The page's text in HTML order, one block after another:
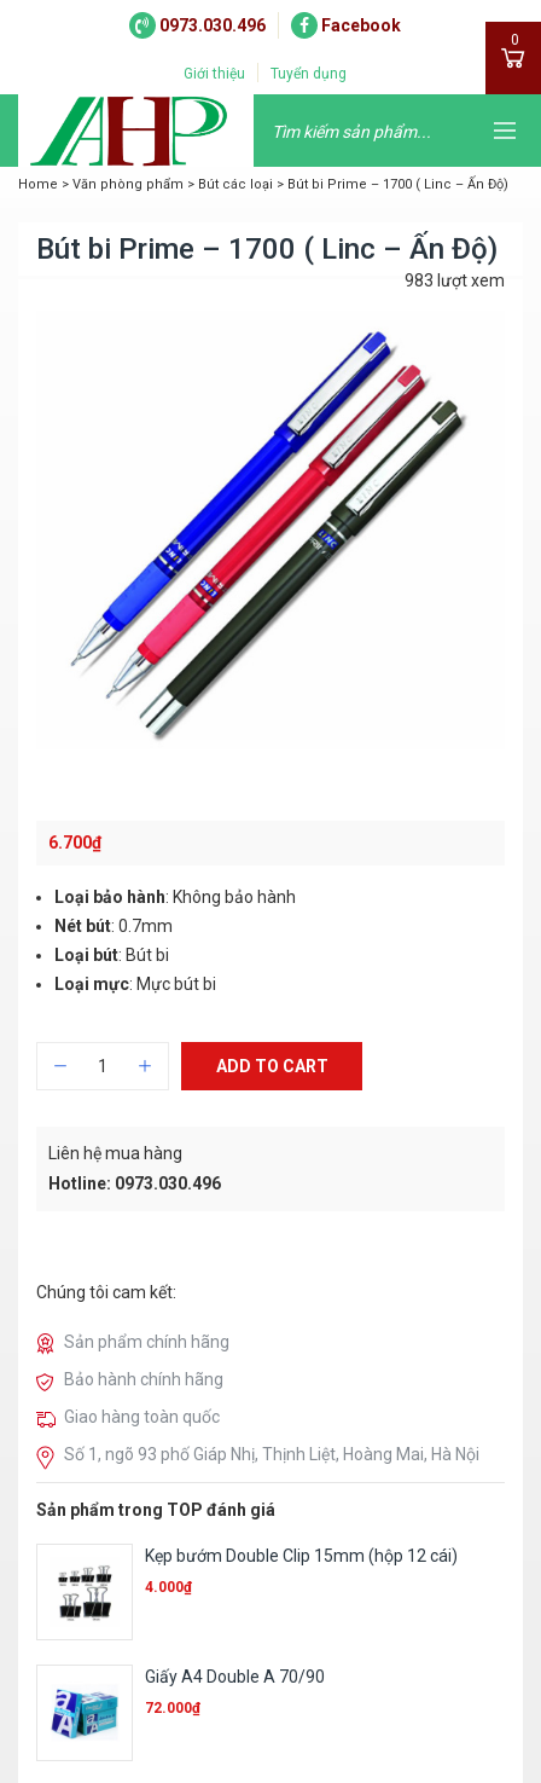
0973.030.496 Facebook
Giới thiệu Tuyển dụng
0
Home > Văn phòng phẩm > Bút các loại > Bút bi Prime – 1700 ( Linc – Ấn Độ)
Bút bi Prime – 1700 ( Linc – Ấn Độ)
983 lượt xem
6.700₫
Loại bảo hành: Không bảo hành
Nét bút: 0.7mm
Loại bút: Bút bi
Loại mực: Mực bút bi
ADD TO CART
Liên hệ mua hàng
Hotline: 0973.030.496
Chúng tôi cam kết:
Sản phẩm chính hãng
Bảo hành chính hãng
Giao hàng toàn quốc
Số 1, ngõ 93 phố Giáp Nhị, Thịnh Liệt, Hoàng Mai, Hà Nội
Sản phẩm trong TOP đánh giá
Giấy ép Plastic A3 – Dày
280.000
Bút nhớ dòng Deli S600
8.000